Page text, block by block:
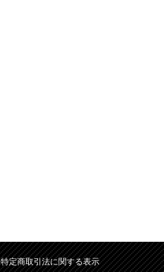
特定商取引法に関する表示